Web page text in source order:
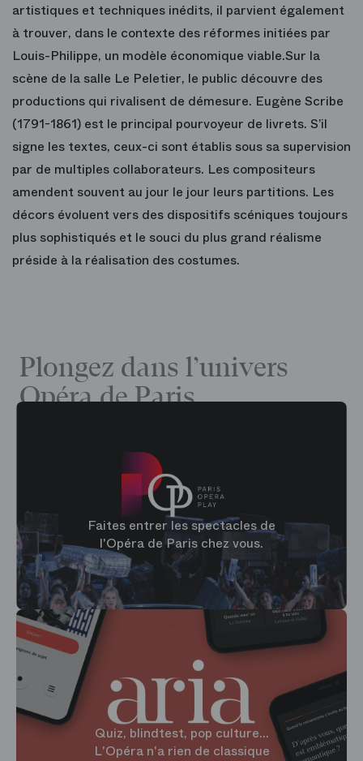
artistiques et techniques inédits, il parvient également
à trouver, dans le contexte des réformes initiées par
Louis-Philippe, un modèle économique viable.Sur la
scène de la salle Le Peletier, le public découvre des
productions qui rivalisent de démesure. Eugène Scribe
(1791-1861) est le principal pourvoyeur de livrets. S’il
signe les textes, ceux-ci sont établis sous sa supervision
par de multiples collaborateurs. Les compositeurs
amendent souvent au jour le jour leurs partitions. Les
décors évoluent vers des dispositifs scéniques toujours
plus sophistiqués et le souci du plus grand réalisme
préside à la réalisation des costumes.
Plongez dans l’univers
Opéra de Paris
Faites entrer les spectacles de
l'Opéra de Paris chez vous.
Quiz, blindtest, pop culture...
L'Opéra n'a rien de classique